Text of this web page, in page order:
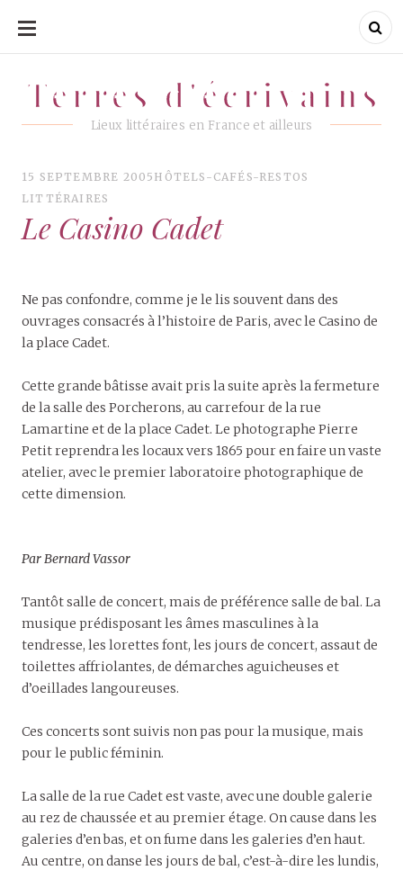
ALLER
CONTENU
Terres d'écrivains
Lieux littéraires en France et ailleurs
Terres d'écrivains
15 SEPTEMBRE 2005 HÔTELS-CAFÉS-RESTOS
LITTÉRAIRES
Le Casino Cadet
Ne pas confondre, comme je le lis souvent dans des
ouvrages consacrés à l’histoire de Paris, avec le Casino de
la place Cadet.
Cette grande bâtisse avait pris la suite après la fermeture
de la salle des Porcherons, au carrefour de la rue
Lamartine et de la place Cadet. Le photographe Pierre
Petit reprendra les locaux vers 1865 pour en faire un vaste
atelier, avec le premier laboratoire photographique de
cette dimension.
Par Bernard Vassor
Tantôt salle de concert, mais de préférence salle de bal. La
musique prédisposant les âmes masculines à la
tendresse, les lorettes font, les jours de concert, assaut de
toilettes affriolantes, de démarches aguicheuses et
d’oeillades langoureuses.
Ces concerts sont suivis non pas pour la musique, mais
pour le public féminin.
La salle de la rue Cadet est vaste, avec une double galerie
au rez de chaussée et au premier étage. On cause dans les
galeries d’en bas, et on fume dans les galeries d’en haut.
Au centre, on danse les jours de bal, c’est-à-dire les lundis,